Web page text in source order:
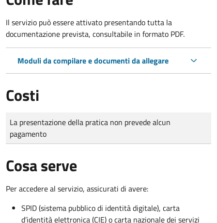
Il servizio può essere attivato presentando tutta la
documentazione prevista, consultabile in formato PDF.
Moduli da compilare e documenti da allegare
Costi
Tipo di pagamento
Importo
La presentazione della pratica non prevede alcun
pagamento
Cosa serve
Per accedere al servizio, assicurati di avere:
SPID (sistema pubblico di identità digitale), carta
d’identità elettronica (CIE) o carta nazionale dei servizi